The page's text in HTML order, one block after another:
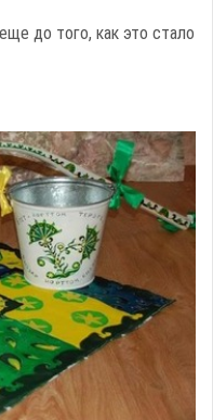
до того, как это стало